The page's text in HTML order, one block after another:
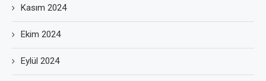
Kasım 2024
Ekim 2024
Eylül 2024